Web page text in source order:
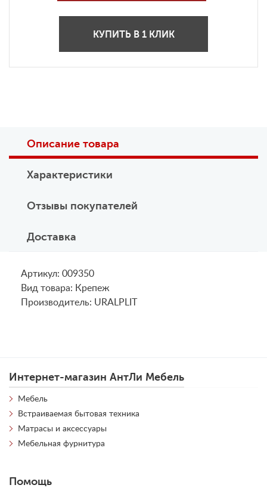
КУПИТЬ В 1 КЛИК
Описание товара
Характеристики
Отзывы покупателей
Доставка
Артикул: 009350
Вид товара: Крепеж
Производитель: URALPLIT
Интернет-магазин АнтЛи Мебель
Мебель
Встраиваемая бытовая техника
Матрасы и аксессуары
Мебельная фурнитура
Помощь